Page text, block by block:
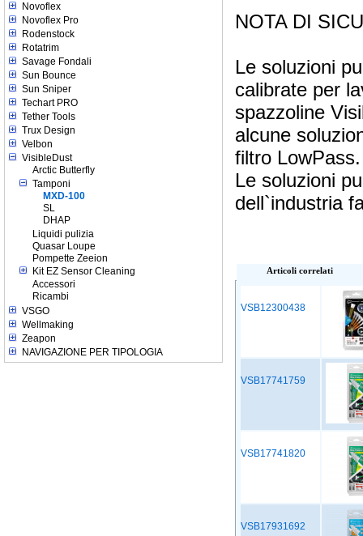
Novoflex
Novoflex Pro
Rodenstock
Rotatrim
Savage Fondali
Sun Bounce
Sun Sniper
Techart PRO
Tether Tools
Trux Design
Velbon
VisibleDust
Arctic Butterfly
Tamponi
MXD-100
SL
DHAP
Liquidi pulizia
Quasar Loupe
Pompette Zeeion
Kit EZ Sensor Cleaning
Accessori
Ricambi
VSGO
Wellmaking
Zeapon
NAVIGAZIONE PER TIPOLOGIA
NOTA DI
Le soluzioni
calibrate per
spazzoline
alcune
filtro LowPass.
Le soluzioni
dell`industria
Articoli correlati
VSB12300438
VSB17741759
VSB17741820
VSB17931692